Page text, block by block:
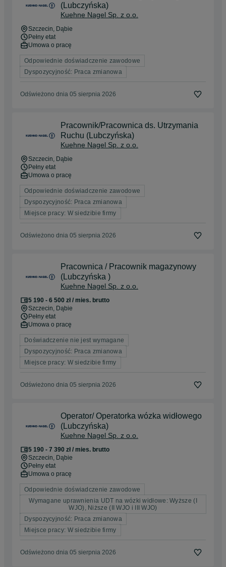
(Lubczyńska)
Kuehne Nagel Sp. z o.o.
Szczecin , Dąbie
Pełny etat
Umowa o pracę
Odpowiednie doświadczenie zawodowe
Dyspozycyjność: Praca zmianowa
Odświeżono dnia 05 sierpnia 2026
Pracownik/Pracownica ds. Utrzymania
Ruchu (Lubczyńska)
Kuehne Nagel Sp. z o.o.
Szczecin , Dąbie
Pełny etat
Umowa o pracę
Odpowiednie doświadczenie zawodowe
Dyspozycyjność: Praca zmianowa
Miejsce pracy: W siedzibie firmy
Odświeżono dnia 05 sierpnia 2026
Pracownica / Pracownik magazynowy
(Lubczyńska )
Kuehne Nagel Sp. z o.o.
5 190 - 6 500 zł / mies. brutto
Szczecin , Dąbie
Pełny etat
Umowa o pracę
Doświadczenie nie jest wymagane
Dyspozycyjność: Praca zmianowa
Miejsce pracy: W siedzibie firmy
Odświeżono dnia 05 sierpnia 2026
Operator/ Operatorka wózka widłowego
(Lubczyńska)
Kuehne Nagel Sp. z o.o.
5 190 - 7 390 zł / mies. brutto
Szczecin , Dąbie
Pełny etat
Umowa o pracę
Odpowiednie doświadczenie zawodowe
Wymagane uprawnienia UDT na wózki widłowe: Wyższe (I
WJO), Niższe (II WJO i III WJO)
Dyspozycyjność: Praca zmianowa
Miejsce pracy: W siedzibie firmy
Odświeżono dnia 05 sierpnia 2026